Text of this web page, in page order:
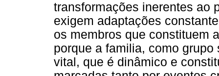
transformações inerentes ao
exigem adaptações
os membros que constituem
porque a familia, como
vital, que é dinâmico e